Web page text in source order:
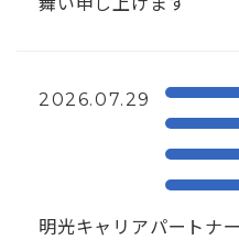
2026.07.29
明光キャリアパートナ